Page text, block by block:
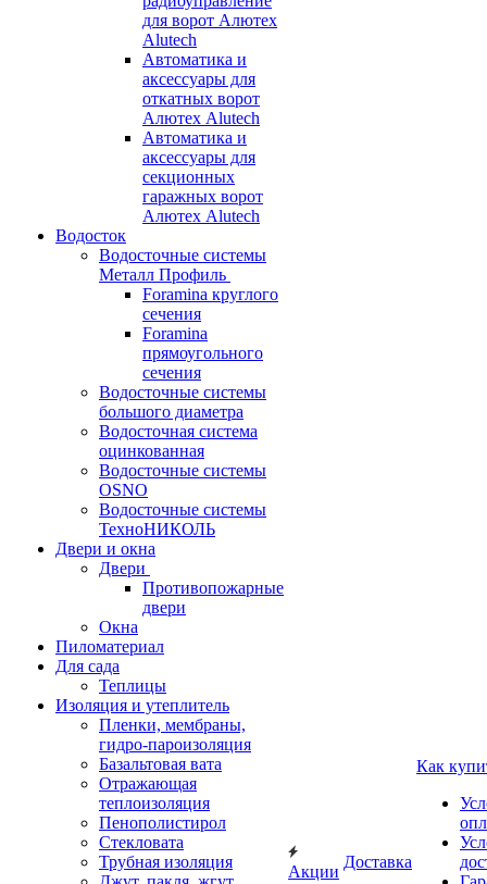
для ворот Алютех
Alutech
Автоматика и
аксессуары для
откатных ворот
Алютех Alutech
Автоматика и
аксессуары для
секционных
гаражных ворот
Алютех Alutech
Водосток
Водосточные системы
Металл Профиль
Foramina круглого
сечения
Foramina
прямоугольного
сечения
Водосточные системы
большого диаметра
Водосточная система
оцинкованная
Водосточные системы
OSNO
Водосточные системы
ТехноНИКОЛЬ
Двери и окна
Двери
Противопожарные
двери
Окна
Пиломатериал
Для сада
Теплицы
Изоляция и утеплитель
Пленки, мембраны,
гидро-пароизоляция
Базальтовая вата
Отражающая
теплоизоляция
Пенополистирол
Стекловата
Трубная изоляция
Акции
Доставка
Как